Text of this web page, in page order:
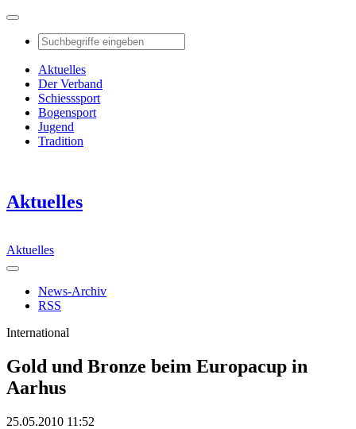
Aktuelles
Der Verband
Schiesssport
Bogensport
Jugend
Tradition
Aktuelles
Aktuelles
News-Archiv
RSS
International
Gold und Bronze beim Europacup in
Aarhus
25.05.2010 11:52